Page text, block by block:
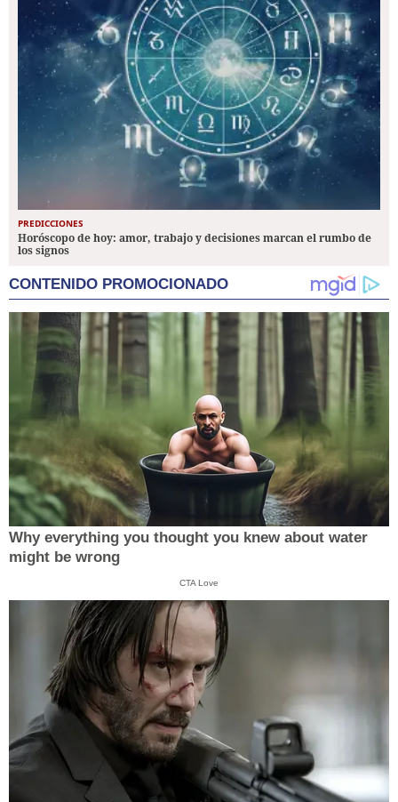
PREDICCIONES
Horóscopo de hoy: amor, trabajo y decisiones marcan el rumbo de
los signos
CONTENIDO PROMOCIONADO
Why everything you thought you knew about water
might be wrong
CTA Love